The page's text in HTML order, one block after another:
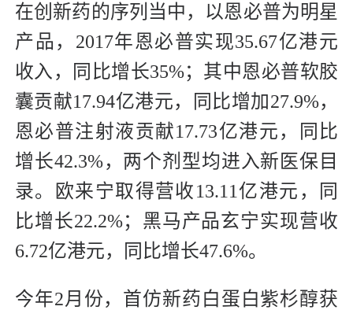
在创新药的序列当中，以恩必普为明星
产品，2017年恩必普实现35.67亿港元
收入，同比增长35%；其中恩必普软胶
囊贡献17.94亿港元，同比增加27.9%，
恩必普注射液贡献17.73亿港元，同比
增长42.3%，两个剂型均进入新医保目
录。欧来宁取得营收13.11亿港元，同
比增长22.2%；黑马产品玄宁实现营收
6.72亿港元，同比增长47.6%。
今年2月份，首仿新药白蛋白紫杉醇获